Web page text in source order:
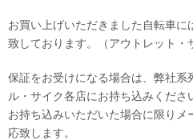
お買い上げいただきました自転車
致しております。（アウトレット・
保証をお受けになる場合は、弊社系
ル・サイク各店にお持ち込みくださ
お持ち込みいただいた場合に限り
応致します。